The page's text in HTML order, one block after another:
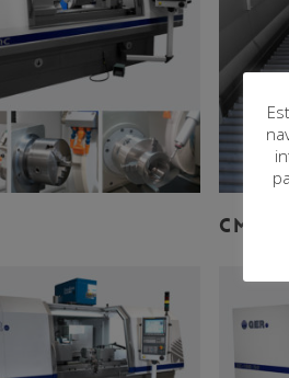
CM-